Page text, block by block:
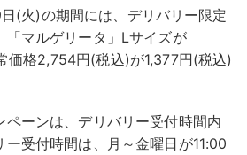
(火)の期間には、デリバリー限定
「マルゲリータ」Lサイズが
価格2,754円(税込)が1,377円(税込)
ペーンは、デリバリー受付時間内
受付時間は、月～金曜日が11:00